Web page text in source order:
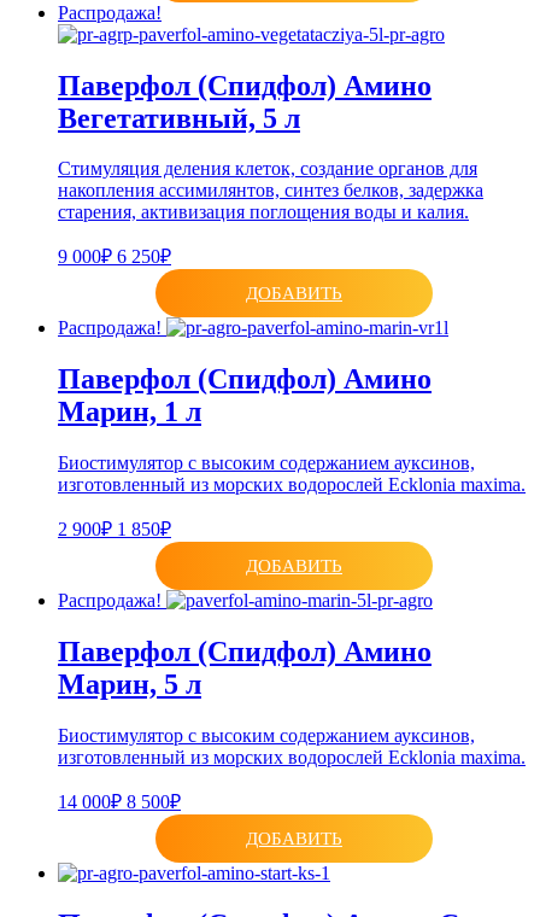
Распродажа!
Паверфол (Спидфол) Амино
Вегетативный, 5 л
Стимуляция деления клеток, создание органов для
накопления ассимилянтов, синтез белков, задержка
старения, активизация поглощения воды и калия.
9 000₽ 6 250₽
ДОБАВИТЬ
Распродажа!
Паверфол (Спидфол) Амино
Марин, 1 л
Биостимулятор с высоким содержанием ауксинов,
изготовленный из морских водорослей Ecklonia maxima.
2 900₽ 1 850₽
ДОБАВИТЬ
Распродажа!
Паверфол (Спидфол) Амино
Марин, 5 л
Биостимулятор с высоким содержанием ауксинов,
изготовленный из морских водорослей Ecklonia maxima.
14 000₽ 8 500₽
ДОБАВИТЬ